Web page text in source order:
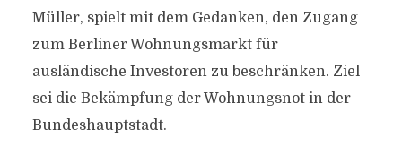
Müller, spielt mit dem Gedanken, den Zugang
zum Berliner Wohnungsmarkt für
ausländische Investoren zu beschränken. Ziel
sei die Bekämpfung der Wohnungsnot in der
Bundeshauptstadt.